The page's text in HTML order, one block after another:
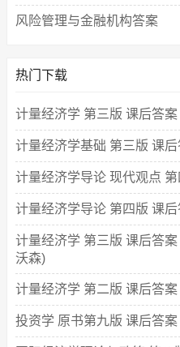
风险管理与金融机构答案
热门下载
计量经济学 第三版 课后答
计量经济学基础 第三版 课
计量经济学导论 现代观点
计量经济学导论 第四版 课
计量经济学 第三版 课后答案
沃森)
计量经济学 第二版 课后答
投资学 原书第九版 课后答